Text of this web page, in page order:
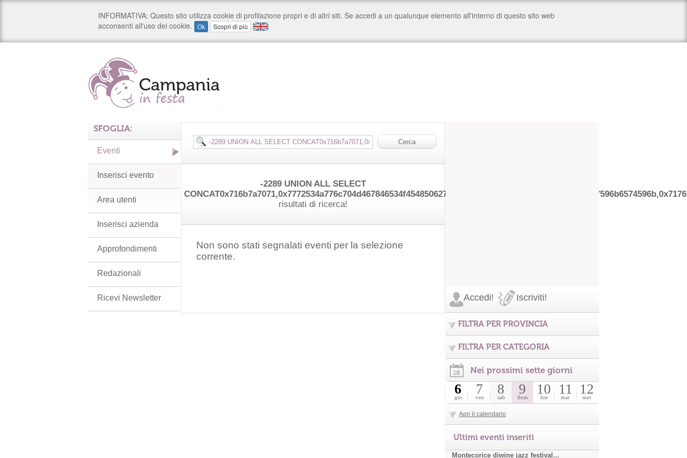
-2289 UNION ALL SELECT
risultati di ricerca!
Non sono stati segnalati eventi per la selezione
corrente.
SFOGLIA:
Eventi
Inserisci evento
Area utenti
Inserisci azienda
Approfondimenti
Redazionali
Ricevi Newsletter Accedi! Iscriviti!
FILTRA PER PROVINCIA
FILTRA PER CATEGORIA
Nei prossimi sette giorni
6
gio
7
ven
8
sab
9
dom
10
lun
11
mar
12
mer
Apri il calendario
Ultimi eventi inseriti
Montecorice diwine jazz festival...